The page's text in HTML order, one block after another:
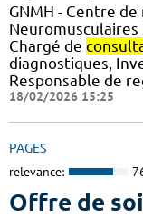
GNMH - Centre
Neuromusculaires
Chargé de
diagnostiques,
Responsable de
18/02/2026 15:25
PAGES
relevance:
Offre de